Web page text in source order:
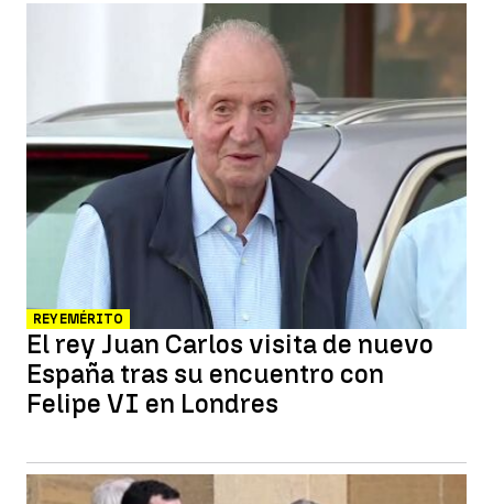
REY EMÉRITO
El rey Juan Carlos visita de nuevo
España tras su encuentro con
Felipe VI en Londres